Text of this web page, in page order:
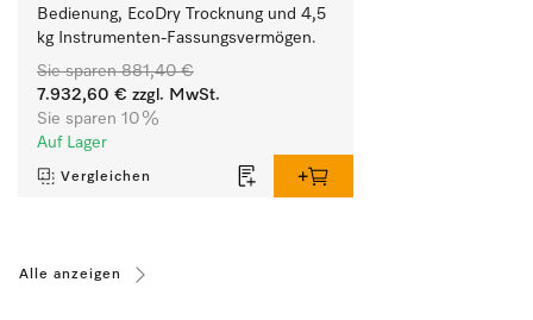
Bedienung, EcoDry Trocknung und 4,5
kg Instrumenten-Fassungsvermögen.
Sie sparen881,40 €
7.932,60 € zzgl. MwSt.
Sie sparen 10 %
Auf Lager
Vergleichen
Alle anzeigen